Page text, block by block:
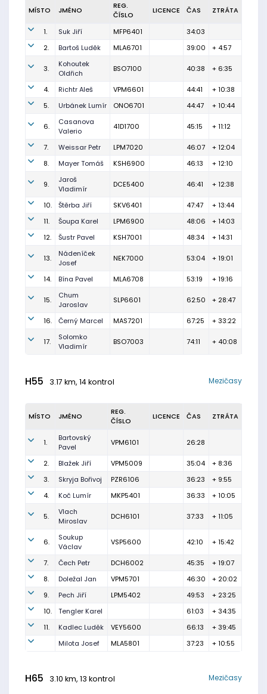
MÍSTO JMÉNO
REG.
ČÍSLO
LICENCE ČAS ZTRÁTA
1. Suk Jiří MFP6401
34:03
2.
Bartoš Luděk MLA6701 39:00 + 4:57
3.
Kohoutek
Oldřich
BSO7100 40:38 + 6:35
4. Richtr Aleš VPM6601 44:41
+ 10:38
5.
Urbánek Lumír ONO6701 44:47 + 10:44
6.
Casanova
Valerio
41D1700 45:15 + 11:12
7. Weissar Petr LPM7020 46:07
+ 12:04
8.
Mayer Tomáš KSH6900 46:13 + 12:10
9.
Jaroš
Vladimír
DCE5400 46:41 + 12:38
10. Štěrba Jiří SKV6401 47:47
+ 13:44
11.
Šoupa Karel LPM6900 48:06
+ 14:03
12.
Šustr Pavel KSH7001 48:34 + 14:31
13.
Nádeníček
Josef
NEK7000 53:04 + 19:01
14. Bína Pavel MLA6708 53:19 + 19:16
15.
Chum
Jaroslav
SLP6601 62:50 + 28:47
16. Černý Marcel MAS7201 67:25 + 33:22
17.
Solomko
Vladimír
BSO7003 74:11 + 40:08
H55 3.17 km, 14 kontrol Mezičasy
MÍSTO JMÉNO
REG.
ČÍSLO
LICENCE ČAS ZTRÁTA
1.
Bartovský
Pavel
VPM6101 26:28
2. Blažek Jiří VPM5009 35:04
+ 8:36
3.
Skryja Bořivoj PZR6106 36:23
+ 9:55
4.
Koč Lumír MKP5401 36:33 + 10:05
5.
Vlach
Miroslav
DCH6101 37:33 + 11:05
6.
Soukup
Václav
VSP5600 42:10 + 15:42
7. Čech Petr DCH6002 45:35
+ 19:07
8.
Doležal Jan VPM5701 46:30
+ 20:02
9.
Pech Jiří LPM5402 49:53
+ 23:25
10.
Tengler Karel 61:03
+ 34:35
11.
Kadlec Luděk VEY5600 66:13
+ 39:45
Milota Josef
MLA5801 37:23 + 10:55
H65 3.10 km, 13 kontrol Mezičasy